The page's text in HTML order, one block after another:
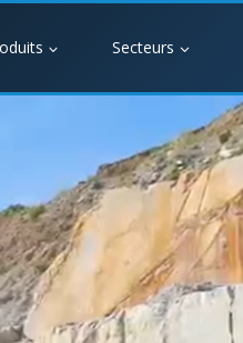
Secteurs